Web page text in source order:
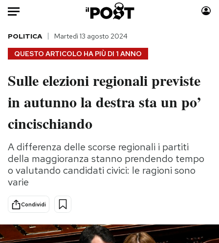
Auto
HOME
Italia
Politica
Tecnologia
Scienza
Cultura
Sport
Moda
Consumismi
Media
Europa
PODCAST
QUESTO ARTICOLO HA PIÙ DI 1 ANNO
POLITICA Martedì 13 agosto 2024
Sulle elezioni regionali previste
in autunno la destra sta un po’
cincischiando
A differenza delle scorse regionali i partiti
della maggioranza stanno prendendo tempo
o valutando candidati civici: le ragioni sono
varie
Condividi